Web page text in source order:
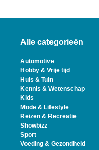
Alle categorieën
Automotive
Hobby & Vrije tijd
Huis & Tuin
Kennis & Wetenschap
Kids
Mode & Lifestyle
Reizen & Recreatie
Showbizz
Sport
Voeding & Gezondheid